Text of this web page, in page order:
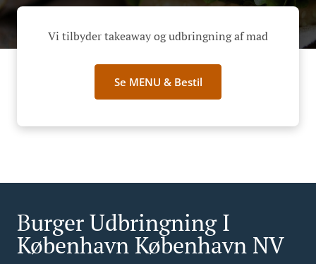
Vi tilbyder takeaway og udbringning af mad
Se MENU & Bestil
Burger Udbringning I
København København NV